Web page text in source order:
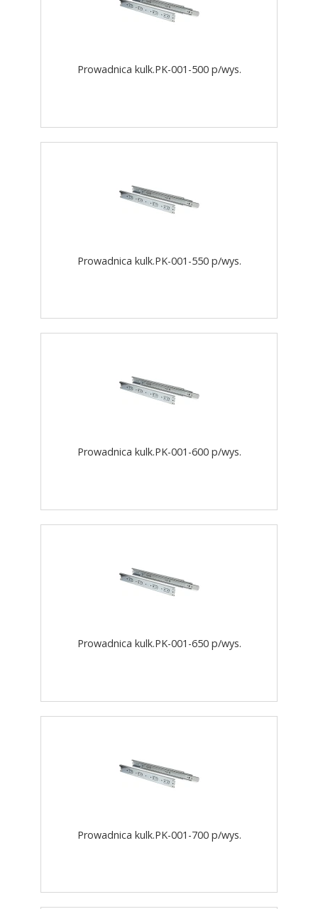
Prowadnica kulk.PK-001-500 p/wys.
Prowadnica kulk.PK-001-550 p/wys.
Prowadnica kulk.PK-001-600 p/wys.
Prowadnica kulk.PK-001-650 p/wys.
Prowadnica kulk.PK-001-700 p/wys.